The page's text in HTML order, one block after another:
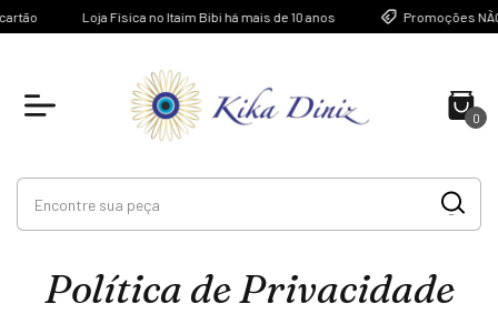
Loja Física no Itaim Bibi há mais de 10 anos Promoções NÃO
0
Política de Privacidade